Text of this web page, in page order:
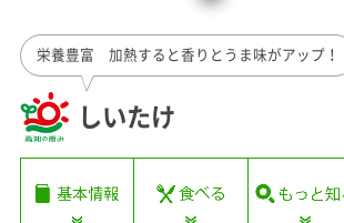
栄養豊富 加熱すると香りとうま味がアップ！
しいたけ